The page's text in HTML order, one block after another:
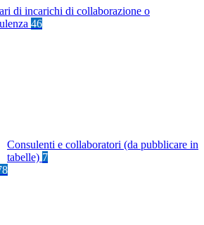
di incarichi di collaborazione o
46
Consulenti e collaboratori (da pubblicare in
tabelle) 7